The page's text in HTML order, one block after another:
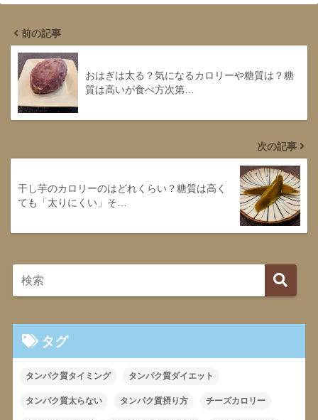
前の記事
おはぎは太る？気になるカロリーや糖質は？糖
質は高いが食べ方次第…
次の記事
干し芋のカロリーのはどれくらい？糖質は高く
ても「太りにくい」そ…
タグ
タンパク質タイミング タンパク質ダイエット
タンパク質太らない タンパク質摂り方 チーズカロリー